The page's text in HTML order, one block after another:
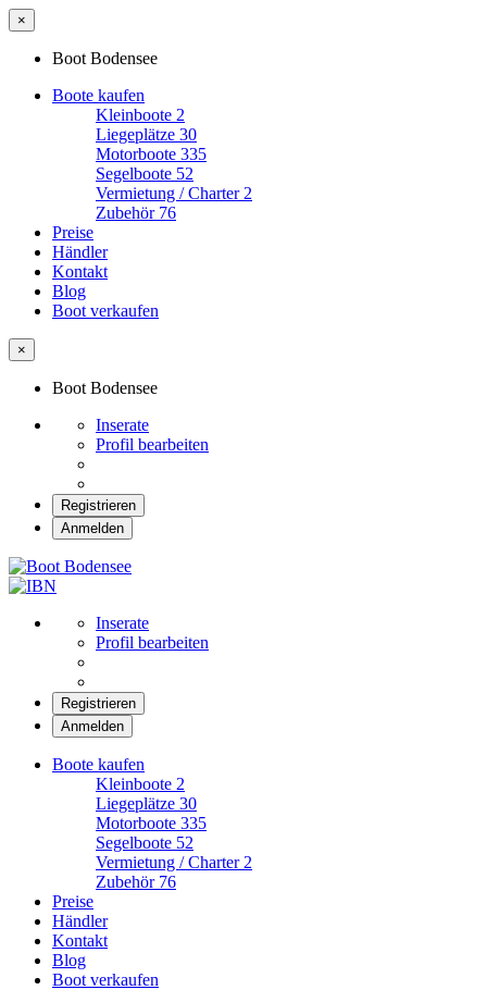
×
Boot Bodensee
Boote kaufen
Kleinboote 2
Liegeplätze 30
Motorboote 335
Segelboote 52
Vermietung / Charter 2
Zubehör 76
Preise
Händler
Kontakt
Blog
Boot verkaufen
×
Boot Bodensee
Inserate
Profil bearbeiten
Registrieren
Anmelden
Inserate
Profil bearbeiten
Registrieren
Anmelden
Boote kaufen
Kleinboote 2
Liegeplätze 30
Motorboote 335
Segelboote 52
Vermietung / Charter 2
Zubehör 76
Preise
Händler
Kontakt
Blog
Boot verkaufen